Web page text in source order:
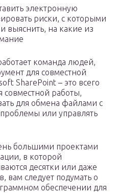
электронную
риски, с которыми
выяснить, на какие из
команда людей,
для совместной
SharePoint – это всего
совместной работы,
для обмена файлами с
или управлять
большими проектами
в которой
десятки или даже
вам следует подумать о
обеспечении для